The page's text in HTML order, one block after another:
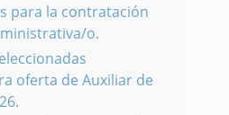
para la contratación
o.
oferta de Auxiliar de